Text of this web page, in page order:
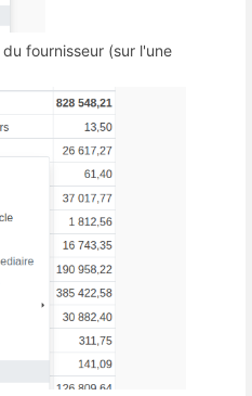
fournisseur (sur l'une